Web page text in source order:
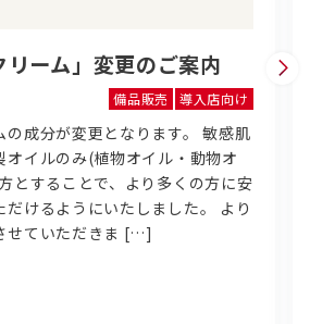
リーム」変更のご案内
備品販売 導入店向け
の成分が変更となります。 敏感肌
オイルのみ(植物オイル・動物オ
とすることで、より多くの方に安
だけるようにいたしました。 より
せていただきま […]